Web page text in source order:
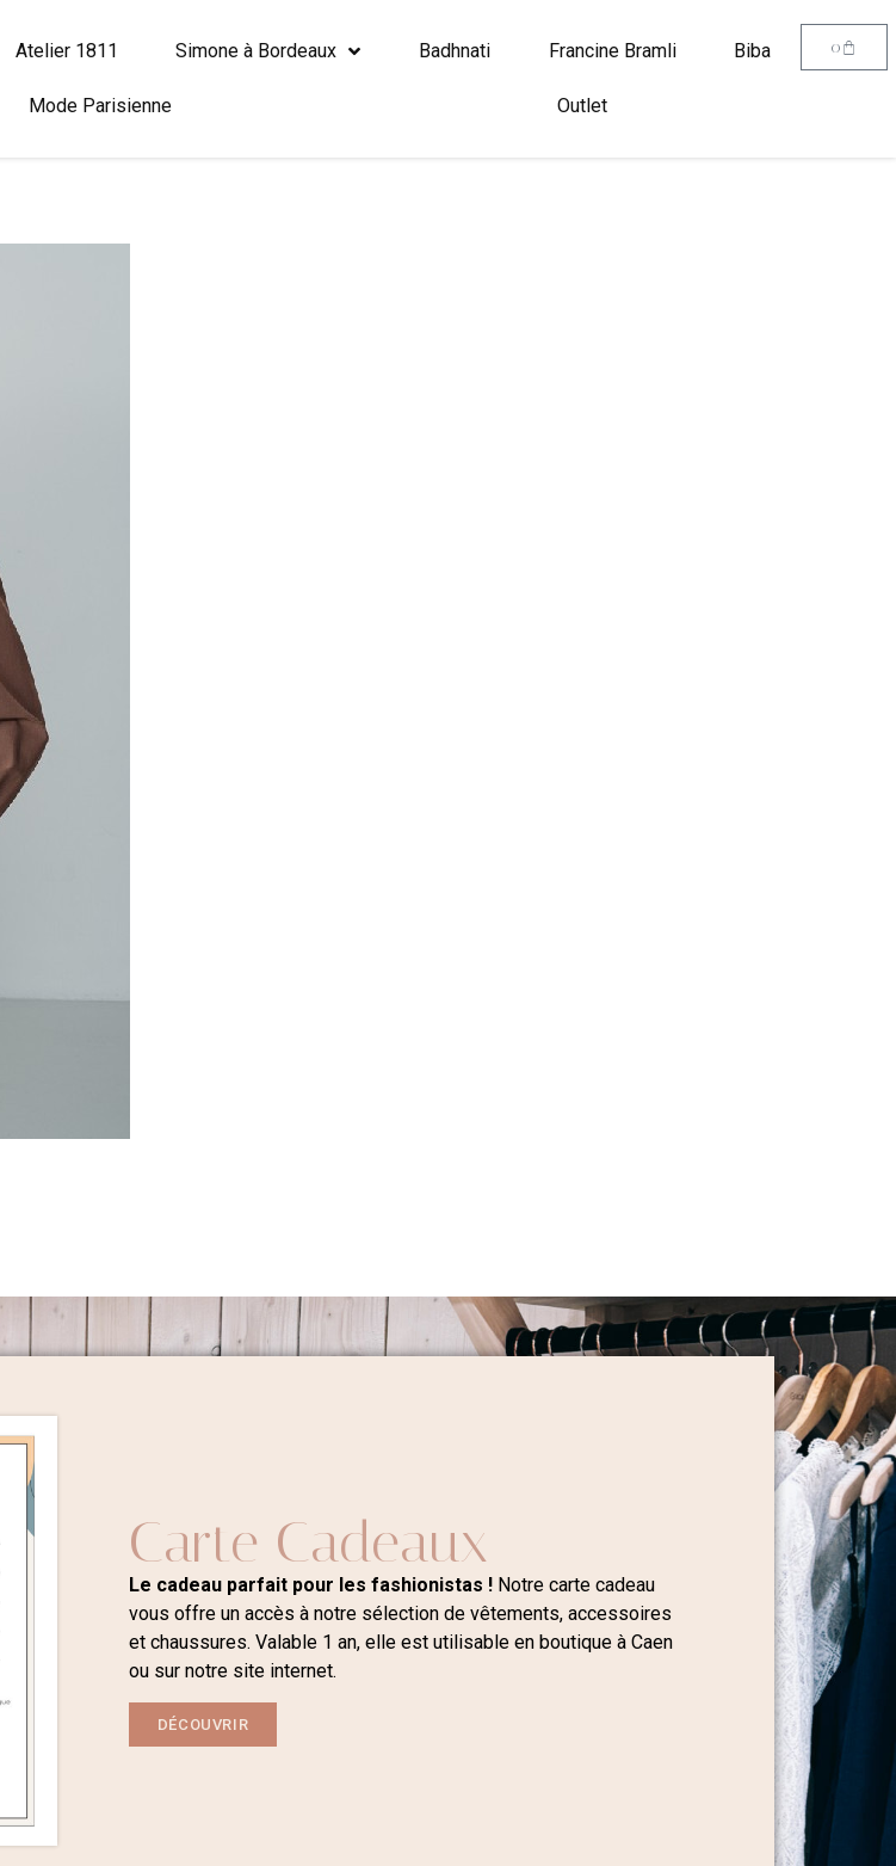
0
Atelier 1811 Simone à Bordeaux Badhnati Francine Bramli Biba
Mode Parisienne Outlet
Carte Cadeaux
Le cadeau parfait pour les fashionistas !Notre carte cadeau
vous offre un accès à notre sélection de vêtements, accessoires
et chaussures. Valable 1 an, elle est utilisable en boutique à Caen
ou sur notre site internet.
DÉCOUVRIR